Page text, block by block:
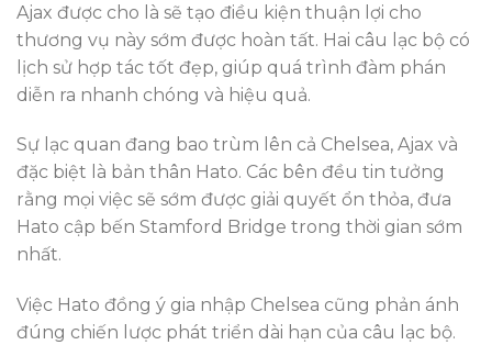
Ajax được cho là sẽ tạo điều kiện thuận lợi cho
thương vụ này sớm được hoàn tất. Hai câu lạc bộ có
lịch sử hợp tác tốt đẹp, giúp quá trình đàm phán
diễn ra nhanh chóng và hiệu quả.
Sự lạc quan đang bao trùm lên cả Chelsea, Ajax và
đặc biệt là bản thân Hato. Các bên đều tin tưởng
rằng mọi việc sẽ sớm được giải quyết ổn thỏa, đưa
Hato cập bến Stamford Bridge trong thời gian sớm
nhất.
Việc Hato đồng ý gia nhập Chelsea cũng phản ánh
đúng chiến lược phát triển dài hạn của câu lạc bộ.